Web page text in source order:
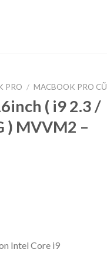
PRO / MACBOOK PRO CŨ
( i9 2.3 /
) MVVM2 –
Intel Core i9